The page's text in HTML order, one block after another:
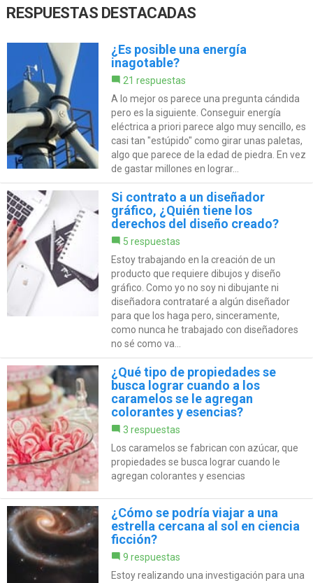
RESPUESTAS DESTACADAS
¿Es posible una energía
inagotable?
21 respuestas
A lo mejor os parece una pregunta cándida
pero es la siguiente. Conseguir energía
eléctrica a priori parece algo muy sencillo, es
casi tan "estúpido" como girar unas paletas,
algo que parece de la edad de piedra. En vez
de gastar millones en lograr...
Si contrato a un diseñador
gráfico, ¿Quién tiene los
derechos del diseño creado?
5 respuestas
Estoy trabajando en la creación de un
producto que requiere dibujos y diseño
gráfico. Como yo no soy ni dibujante ni
diseñadora contrataré a algún diseñador
para que los haga pero, sinceramente,
como nunca he trabajado con diseñadores
no sé como va...
¿Qué tipo de propiedades se
busca lograr cuando a los
caramelos se le agregan
colorantes y esencias?
3 respuestas
Los caramelos se fabrican con azúcar, que
propiedades se busca lograr cuando le
agregan colorantes y esencias
¿Cómo se podría viajar a una
estrella cercana al sol en ciencia
ficción?
9 respuestas
Estoy realizando una investigación para una